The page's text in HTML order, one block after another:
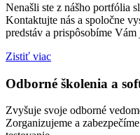
Nenašli ste z nášho portfólia
Kontaktujte nás a spoločne
predstáv a prispôsobíme Vám
Zistiť viac
Odborné školenia a
Zvyšuje svoje odborné
Zorganizujeme a